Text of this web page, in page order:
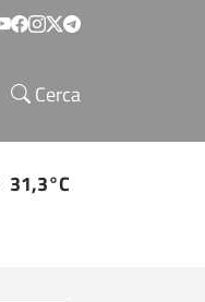
menu
Cerca
31,3°C